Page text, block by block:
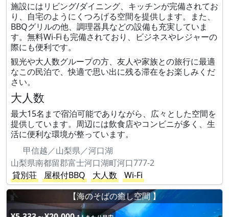
施設にはリビング/ダイニング、キッチンが完備されてお
り、自宅のようにくつろげる空間を提供します。また、
BBQグリルの他、調理器具などの設備も充実していま
す。無料Wi-Fiも完備されており、ビジネスやレジャーの
際にも便利です。
観光や大人数グループの方、友人や家族との旅行に最適
なこの民泊で、快適で思い出に残る滞在をお楽しみくだ
さい。
大人数
最大15名まで宿泊可能でありながら、広々とした空間を
提供しています。周辺には飲食店やコンビニが多く、生
活に便利な環境が整っています。
甲信越／山梨県／河口湖
山梨県南都留郡富士河口湖町河口777-2
貸別荘
屋根付BBQ 大人数
Wi-Fi
【海のそばの癒し空間 】